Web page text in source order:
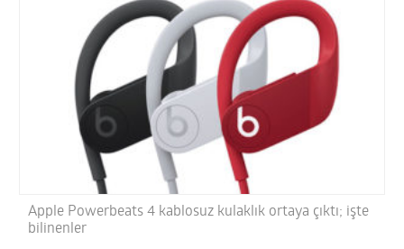
Apple Powerbeats 4 kablosuz kulaklık ortaya çıktı; işte
bilinenler